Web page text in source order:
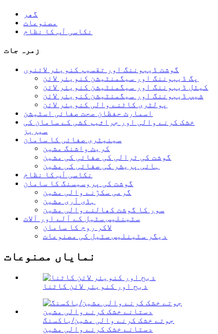
گھر
مصنوعات
نکاسی آب کا نظام
زمرہ جات
گوشت ڈیبوننگ اور تقسیم کنویئر لائنوں
پگ ڈیبوننگ اور سیگمنٹیشن کنویئر لائن
کیٹل ڈیبوننگ اور سیگمنٹیشن کنویئر لائن
شیپ ڈیبوننگ اور سیگمنٹیشن کنویئر لائن
پولٹری کاٹنے والی کنویئر لائن
اسمارٹ حفظان صحت صفائی اسٹیشن
خشک کرنے والی اور جراثیم کشی کے سامان کی
سیریز
سینیٹری صفائی کا سامان
کریٹ واشنگ مشین
گوشت کی ٹرالی کی صفائی کی مشین
ہائی پریشر کی صفائی کی مشین
نکاسی آب کا نظام
گوشت کی پروسیسنگ کا سامان
گرمی سکڑنے والی مشین
ہڈی آری مشین
سور کا گوشت کھالنے والی مشین
سٹینلیس سٹیل کے آلے اور آلات
لاکر روم کا سامان
دیگر سٹینلیس سٹیل کی مصنوعات
نمایاں مصنوعات
ذبح اور کنویئر لائن کاٹنا
جوتے خشک کرنے والی مشین/باکسنگ
دستانے خشک کرنے والی مشین